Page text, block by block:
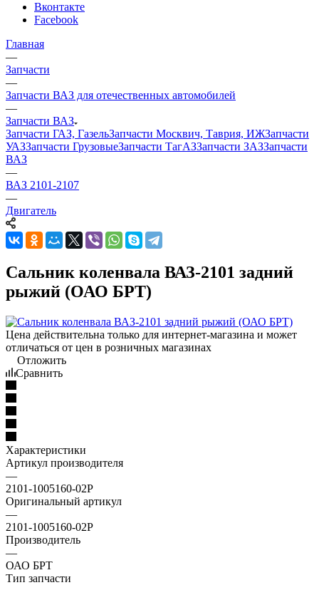
Вконтакте
Facebook
Главная
—
Запчасти
—
Запчасти ВАЗ для отечественных автомобилей
—
Запчасти ВАЗ
Запчасти ГАЗ, ГазельЗапчасти Москвич, Таврия, ИЖЗапчасти
УАЗЗапчасти ГрузовыеЗапчасти ТагАЗЗапчасти ЗАЗЗапчасти
ВАЗ
—
ВАЗ 2101-2107
—
Двигатель
Сальник коленвала ВАЗ-2101 задний
рыжий (ОАО БРТ)
Цена действительна только для интернет-магазина и может
отличаться от цен в розничных магазинах
Отложить
Сравнить
Характеристики
Артикул производителя
—
2101-1005160-02Р
Оригинальный артикул
—
2101-1005160-02Р
Производитель
—
ОАО БРТ
Тип запчасти